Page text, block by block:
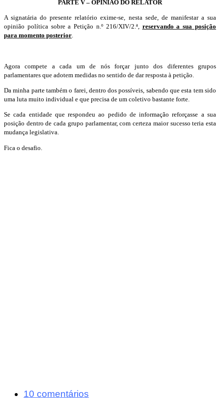
PARTE V – OPINIÃO DO RELATOR
A signatária do presente relatório exime-se, nesta sede, de manifestar a sua
opinião política sobre a Petição n.º 216/XIV/2.ª, reservando a sua posição
para momento posterior
Agora compete a cada um de nós forçar junto dos diferentes grupos
parlamentares que adotem medidas no sentido de dar resposta à petição.
Da minha parte também o farei, dentro dos possíveis, sabendo que esta tem sido
uma luta muito individual e que precisa de um coletivo bastante forte.
Se cada entidade que respondeu ao pedido de informação reforçasse a sua
posição dentro de cada grupo parlamentar, com certeza maior sucesso teria esta
mudança legislativa.
Fica o desafio.
10 comentários